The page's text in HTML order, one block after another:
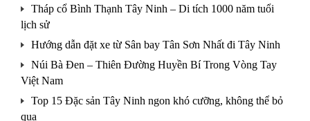
Tháp cổ Bình Thạnh Tây Ninh – Di tích 1000 năm tuổi
lịch sử
Hướng dẫn đặt xe từ Sân bay Tân Sơn Nhất đi Tây Ninh
Núi Bà Đen – Thiên Đường Huyền Bí Trong Vòng Tay
Việt Nam
Top 15 Đặc sản Tây Ninh ngon khó cưỡng, không thể bỏ
qua